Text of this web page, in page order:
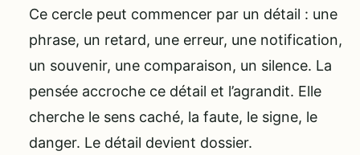
Ce cercle peut commencer par un détail : une
phrase, un retard, une erreur, une notification,
un souvenir, une comparaison, un silence. La
pensée accroche ce détail et l’agrandit. Elle
cherche le sens caché, la faute, le signe, le
danger. Le détail devient dossier.